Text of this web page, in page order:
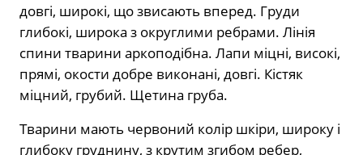
довгі, широкі, що звисають вперед. Груди
глибокі, широка з округлими ребрами. Лінія
спини тварини аркоподібна. Лапи міцні, високі,
прямі, окости добре виконані, довгі. Кістяк
міцний, грубий. Щетина груба.
Тварини мають червоний колір шкіри, широку і
глибоку груднину, з крутим згибом ребер,